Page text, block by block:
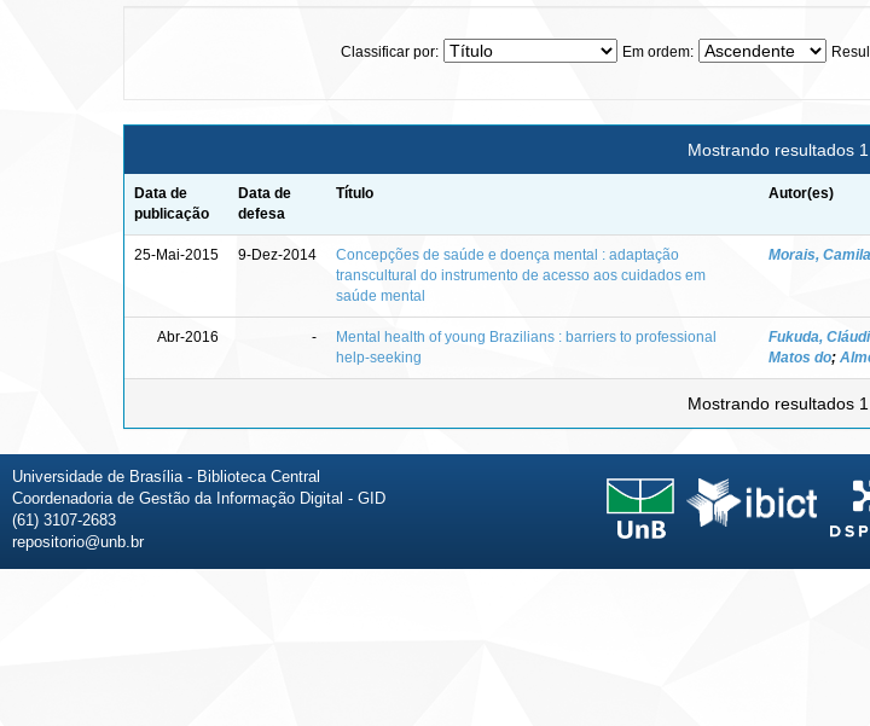
Classificar por: Em ordem:
Mostrando resultados
Data de
publicação
Data de
defesa
Título Autor(es)
25-Mai-2015 9-Dez-2014
Concepções de saúde e doença mental : adaptação
transcultural do instrumento de acesso aos cuidados em
saúde mental
Morais,
Abr-2016 -
Mental health of young Brazilians : barriers to professional
help-seeking
Fukuda,
Matos do;
Mostrando resultados
Universidade de Brasília - Biblioteca Central
Coordenadoria de Gestão da Informação Digital - GID
(61) 3107-2683
repositorio@unb.br